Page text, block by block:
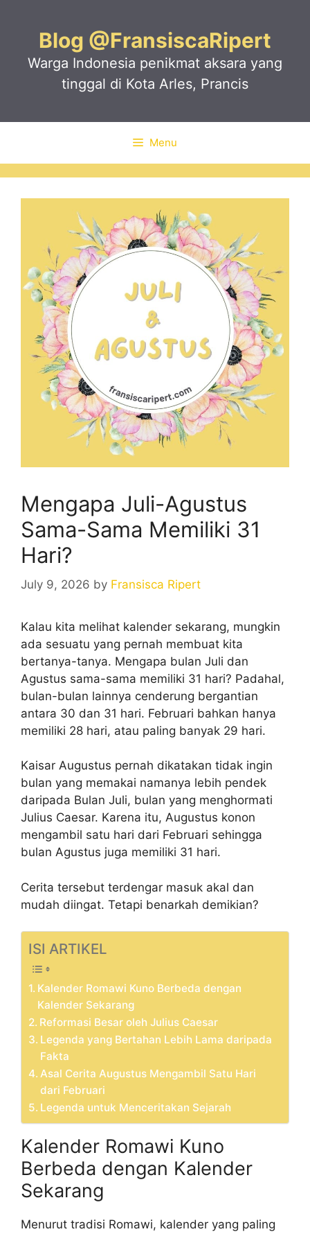
Blog @FransiscaRipert
Warga Indonesia penikmat aksara yang
tinggal di Kota Arles, Prancis
Menu
Mengapa Juli-Agustus
Sama-Sama Memiliki 31
Hari?
July 9, 2026 by Fransisca Ripert
Kalau kita melihat kalender sekarang, mungkin
ada sesuatu yang pernah membuat kita
bertanya-tanya. Mengapa bulan Juli dan
Agustus sama-sama memiliki 31 hari? Padahal,
bulan-bulan lainnya cenderung bergantian
antara 30 dan 31 hari. Februari bahkan hanya
memiliki 28 hari, atau paling banyak 29 hari.
Kaisar Augustus pernah dikatakan tidak ingin
bulan yang memakai namanya lebih pendek
daripada Bulan Juli, bulan yang menghormati
Julius Caesar. Karena itu, Augustus konon
mengambil satu hari dari Februari sehingga
bulan Agustus juga memiliki 31 hari.
Cerita tersebut terdengar masuk akal dan
mudah diingat. Tetapi benarkah demikian?
ISI ARTIKEL
Kalender Romawi Kuno Berbeda dengan
Kalender Sekarang
Reformasi Besar oleh Julius Caesar
Legenda yang Bertahan Lebih Lama daripada
Fakta
Asal Cerita Augustus Mengambil Satu Hari
dari Februari
Legenda untuk Menceritakan Sejarah
Kalender Romawi Kuno
Berbeda dengan Kalender
Sekarang
Menurut tradisi Romawi, kalender yang paling